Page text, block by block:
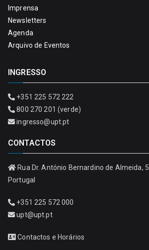
Imprensa
Newsletters
Agenda
Arquivo de Eventos
INGRESSO
+351 225 572 222
800 270 201 (verde)
ingresso@upt.pt
CONTACTOS
Rua Dr. António Bernardino de Almeida,
Portugal
+351 225 572 000
upt@upt.pt
Contactos e Horários